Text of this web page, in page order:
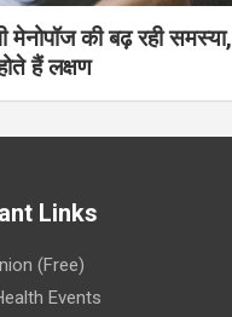
मेनोपॉज की बढ़ रही समस्या,
हैं लक्षण
Links
(Free)
Events